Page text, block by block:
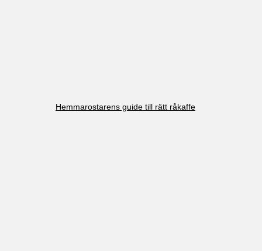
Hemmarostarens guide till rätt råkaffe